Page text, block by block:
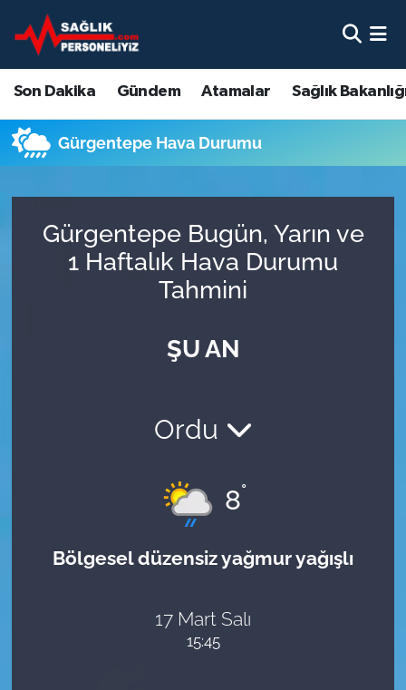
Son Dakika Gündem Atamalar Sağlık
Gürgentepe Hava Durumu
Gürgentepe Bugün, Yarın ve
1 Haftalık Hava Durumu
Tahmini
ŞU AN
Ordu
8°
Bölgesel düzensiz yağmur yağışlı
17 Mart Salı
15:45
Son Dakika
Gündem
Atamalar
Mevzuat
Sağlık Personeli Alımı
Nöbetçi Eczaneler
Hava Durumu
Namaz Vakitleri
Süper Lig Puan Durumu ve Fikstür
Son Dakika Haberleri